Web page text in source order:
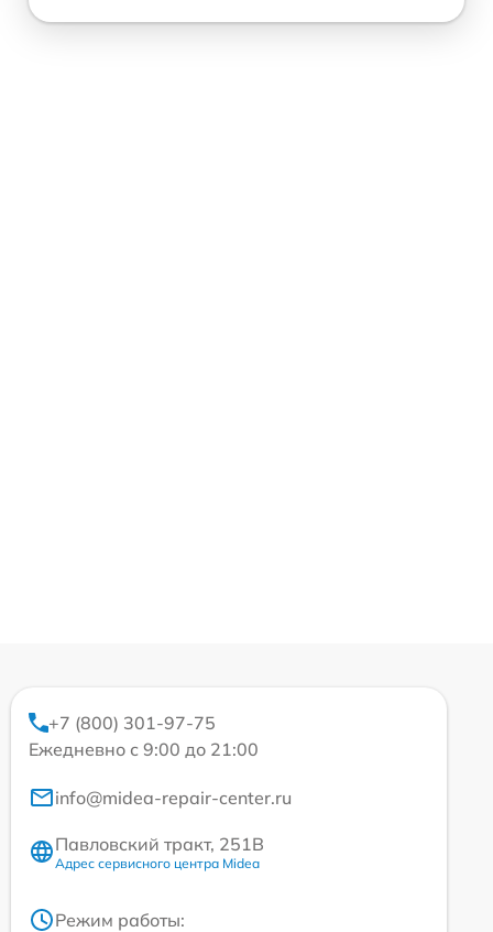
+7 (800) 301-97-75
Ежедневно с 9:00 до 21:00
info@midea-repair-center.ru
Павловский тракт, 251В
Адрес сервисного центра Midea
Режим работы: